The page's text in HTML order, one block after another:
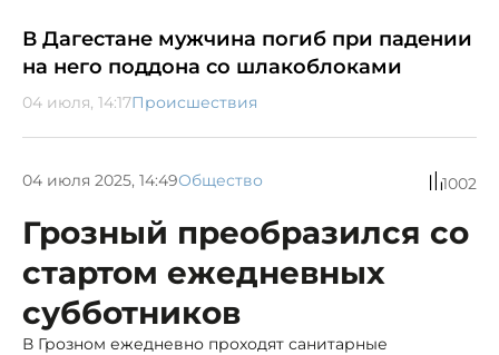
В Дагестане мужчина погиб при падении
на него поддона со шлакоблоками
04 июля, 14:17Происшествия
04 июля 2025, 14:49Общество 1002
Грозный преобразился со
стартом ежедневных
субботников
В Грозном ежедневно проходят санитарные